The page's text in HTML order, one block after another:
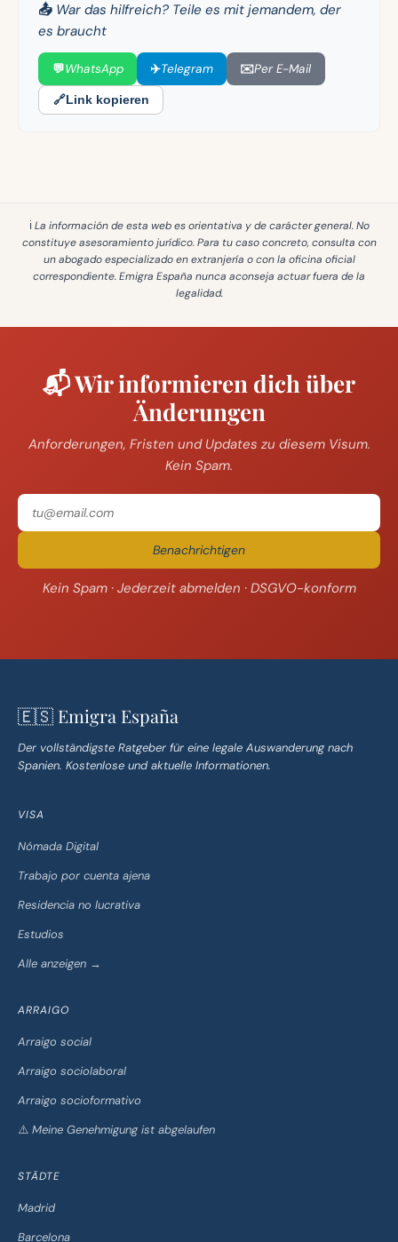
📤 War das hilfreich? Teile es mit jemandem, der
es braucht
💬WhatsApp ✈️Telegram ✉️Per E-Mail
🔗Link kopieren
ℹ️ La información de esta web esorientativa y de carácter general. No
constituye asesoramiento jurídico. Para tu caso concreto, consulta con
un abogado especializado en extranjería o con la oficina oficial
correspondiente. Emigra España nunca aconseja actuar fuera de la
legalidad.
📬 Wir informieren dich über
Änderungen
Anforderungen, Fristen und Updates zu diesem Visum.
Kein Spam.
Benachrichtigen
Kein Spam · Jederzeit abmelden · DSGVO-konform
🇪🇸 Emigra España
Der vollständigste Ratgeber für eine legale Auswanderung nach
Spanien. Kostenlose und aktuelle Informationen.
VISA
Nómada Digital
Trabajo por cuenta ajena
Residencia no lucrativa
Estudios
Alle anzeigen →
ARRAIGO
Arraigo social
Arraigo sociolaboral
Arraigo socioformativo
⚠️ Meine Genehmigung ist abgelaufen
STÄDTE
Madrid
Barcelona